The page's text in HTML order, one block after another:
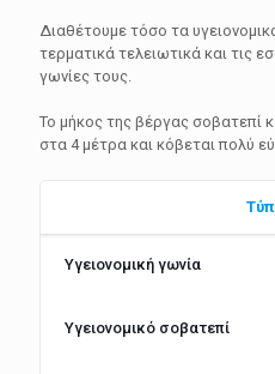
Διαθέτουμε τόσο τα
τερματικά τελειωτικά και τις
γωνίες τους.
Το μήκος της βέργας σοβατεπί
στα 4 μέτρα και κόβεται πολύ
Υγειονομική γωνία
Υγειονομικό σοβατεπί